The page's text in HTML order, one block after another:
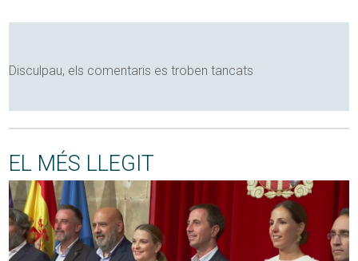
Disculpau, els comentaris es troben tancats
EL MÉS LLEGIT